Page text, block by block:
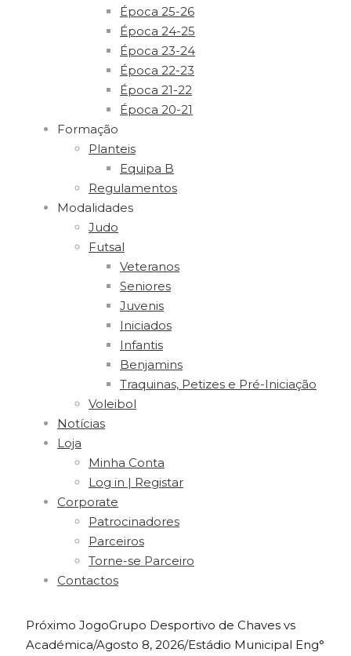
Época 25-26
Época 24-25
Época 23-24
Época 22-23
Época 21-22
Época 20-21
Formação
Planteis
Equipa B
Regulamentos
Modalidades
Judo
Futsal
Veteranos
Seniores
Juvenis
Iniciados
Infantis
Benjamins
Traquinas, Petizes e Pré-Iniciação
Voleibol
Notícias
Loja
Minha Conta
Log in | Registar
Corporate
Patrocinadores
Parceiros
Torne-se Parceiro
Contactos
Próximo JogoGrupo Desportivo de Chaves vs
Académica/Agosto 8, 2026/Estádio Municipal Eng°